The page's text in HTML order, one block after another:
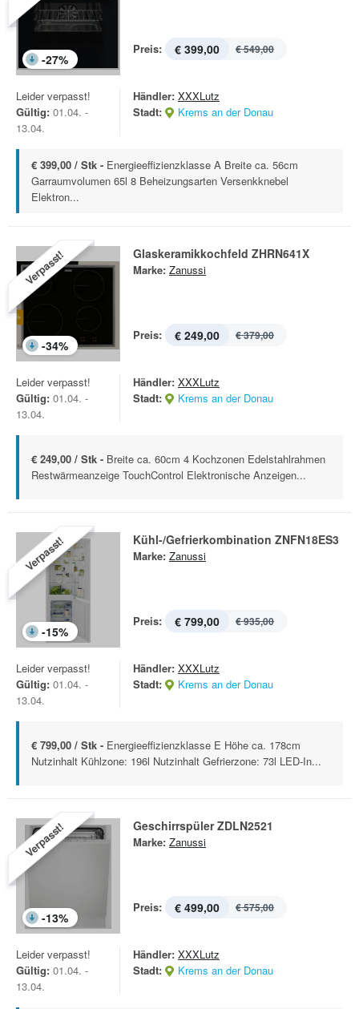
-27%
Preis: € 399,00 € 549,00
Leider verpasst!
Gültig: 01.04. -
13.04.
Händler: XXXLutz
Stadt:
Krems an der Donau
€ 399,00 / Stk - Energieeffizienzklasse A Breite ca. 56cm
Garraumvolumen 65l 8 Beheizungsarten Versenkknebel
Elektron...
Verpasst!
-34%
Glaskeramikkochfeld ZHRN641X
Marke: Zanussi
Preis: € 249,00 € 379,00
Leider verpasst!
Gültig: 01.04. -
13.04.
Händler: XXXLutz
Stadt:
Krems an der Donau
€ 249,00 / Stk - Breite ca. 60cm 4 Kochzonen Edelstahlrahmen
Restwärmeanzeige TouchControl Elektronische Anzeigen...
Verpasst!
-15%
Kühl-/Gefrierkombination ZNFN18ES3
Marke: Zanussi
Preis: € 799,00 € 935,00
Leider verpasst!
Gültig: 01.04. -
13.04.
Händler: XXXLutz
Stadt:
Krems an der Donau
€ 799,00 / Stk - Energieeffizienzklasse E Höhe ca. 178cm
Nutzinhalt Kühlzone: 196l Nutzinhalt Gefrierzone: 73l LED-In...
Verpasst!
-13%
Geschirrspüler ZDLN2521
Marke: Zanussi
Preis: € 499,00 € 575,00
Leider verpasst!
Gültig: 01.04. -
13.04.
Händler: XXXLutz
Stadt:
Krems an der Donau